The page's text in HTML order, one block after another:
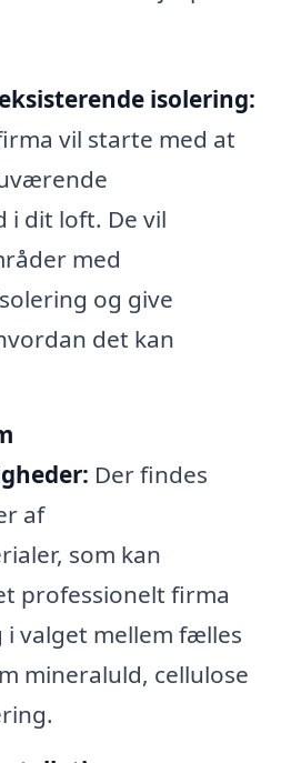
isolering:
vil starte med at
i dit loft. De vil
med
og give
det kan
Der findes
af
som kan
professionelt firma
i valget mellem fælles
mineraluld, cellulose